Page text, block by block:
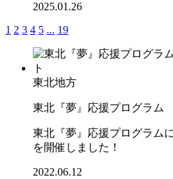
2025.01.26
1 2 3 4 5 ... 19
東北地方
東北『夢』応援プログラ
東北『夢』応援プログラム
を開催しました！
2022.06.12